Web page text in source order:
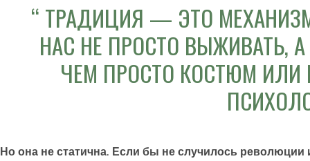
ТРАДИЦИЯ — ЭТО
НАС НЕ ПРОСТО ВЫЖИВАТЬ,
ЧЕМ ПРОСТО КОСТЮМ ИЛИ
Но она не статична. Если бы не случилось